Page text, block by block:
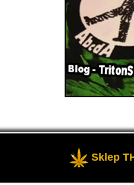
- Przedstawia
Sklep